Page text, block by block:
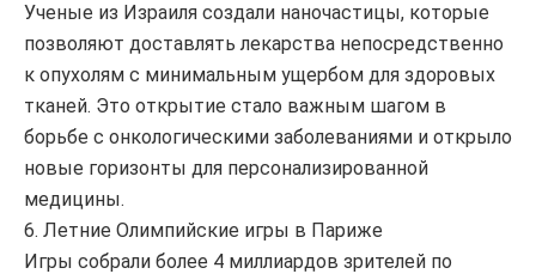
Ученые из Израиля создали наночастицы, которые
позволяют доставлять лекарства непосредственно
к опухолям с минимальным ущербом для здоровых
тканей. Это открытие стало важным шагом в
борьбе с онкологическими заболеваниями и открыло
новые горизонты для персонализированной
медицины.
6. Летние Олимпийские игры в Париже
Игры собрали более 4 миллиардов зрителей по